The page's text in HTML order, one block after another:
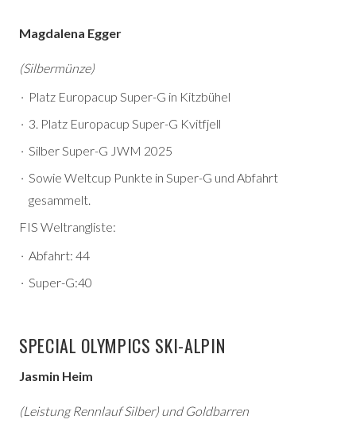
Magdalena Egger
(Silbermünze)
Platz Europacup Super-G in Kitzbühel
3. Platz Europacup Super-G Kvitfjell
Silber Super-G JWM 2025
Sowie Weltcup Punkte in Super-G und Abfahrt
gesammelt.
FIS Weltrangliste:
Abfahrt: 44
Super-G:40
SPECIAL OLYMPICS SKI-ALPIN
Jasmin Heim
(Leistung Rennlauf Silber) und Goldbarren